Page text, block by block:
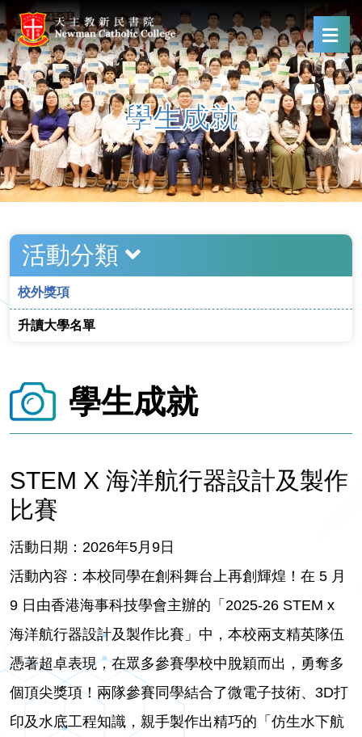
學生成就
活動分類
校外獎項
升讀大學名單
學生成就
STEM X 海洋航行器設計及製作
比賽
活動日期：2026年5月9日
活動內容：本校同學在創科舞台上再創輝煌！在 5 月
9 日由香港海事科技學會主辦的「2025-26 STEM x
海洋航行器設計及製作比賽」中，本校兩支精英隊伍
憑著超卓表現，在眾多參賽學校中脫穎而出，勇奪多
個頂尖獎項！兩隊參賽同學結合了微電子技術、3D打
印及水底工程知識，親手製作出精巧的「仿生水下航